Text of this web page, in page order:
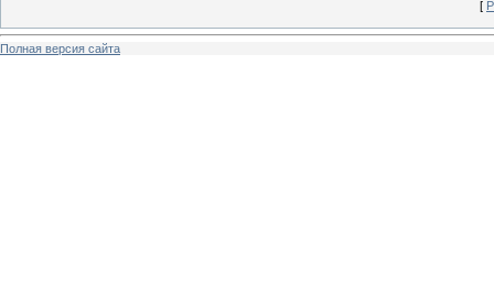
[
Полная версия сайта